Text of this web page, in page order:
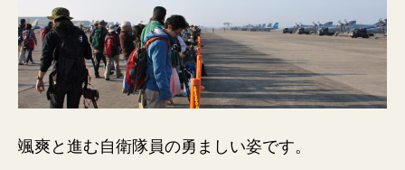
颯爽と進む自衛隊員の勇ましい姿です。